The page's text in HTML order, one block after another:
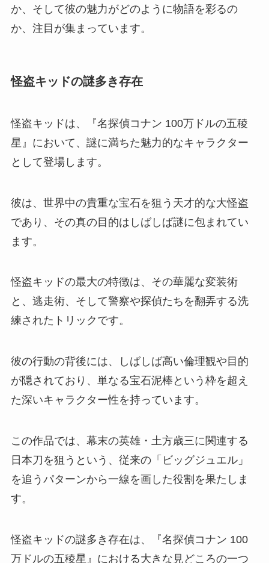
か、そして彼の魅力がどのように物語を彩るの
か、注目が集まっています。
怪盗キッドの謎多き存在
怪盗キッドは、『名探偵コナン 100万ドルの五稜
星』において、謎に満ちた魅力的なキャラクター
として登場します。
彼は、世界中の貴重な宝石を狙う天才的な大怪盗
であり、その真の目的はしばしば謎に包まれてい
ます。
怪盗キッドの最大の特徴は、その華麗な変装術
と、逃走術、そして警察や探偵たちを翻弄する洗
練されたトリックです。
彼の行動の背後には、しばしば高い倫理観や目的
が隠されており、単なる宝石泥棒という枠を超え
た深いキャラクター性を持っています。
この作品では、幕末の英雄・土方歳三に関連する
日本刀を狙うという、従来の「ビッグジュエル」
を追うパターンから一線を画した役割を果たしま
す。
怪盗キッドの謎多き存在は、『名探偵コナン 100
万ドルの五稜星』における大きな見どころの一つ